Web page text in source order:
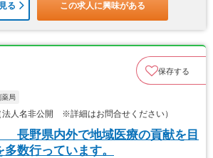
る この求人に興味がある
保存する
薬局
法人名非公開 ※詳細はお問合せください）
長野県内外で地域医療の貢献を目
数行っています。